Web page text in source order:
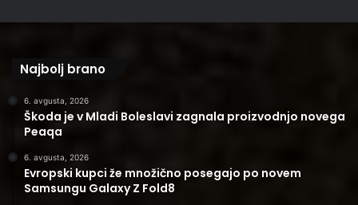
Najbolj brano
6. avgusta, 2026
Škoda je v Mladi Boleslavi zagnala proizvodnjo novega
Peaqa
6. avgusta, 2026
Evropski kupci že množično posegajo po novem
Samsungu Galaxy Z Fold8